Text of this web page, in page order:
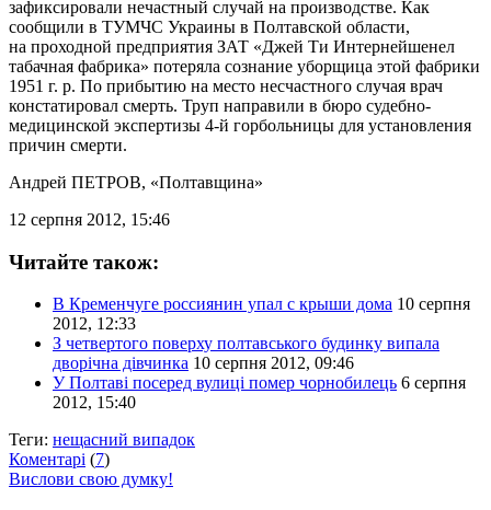
зафиксировали нечастный случай на производстве. Как
сообщили в ТУМЧС Украины в Полтавской области,
на проходной предприятия ЗАТ «Джей Ти Интернейшенел
табачная фабрика» потеряла сознание уборщица этой фабрики
1951 г. р. По прибытию на место несчастного случая врач
констатировал смерть. Труп направили в бюро судебно-
медицинской экспертизы 4-й горбольницы для установления
причин смерти.
Андрей ПЕТРОВ, «Полтавщина»
12 серпня 2012, 15:46
Читайте також:
В Кременчуге россиянин упал с крыши дома 10 серпня
2012, 12:33
З четвертого поверху полтавського будинку випала
дворічна дівчинка 10 серпня 2012, 09:46
У Полтаві посеред вулиці помер чорнобилець 6 серпня
2012, 15:40
Теги: нещасний випадок
Коментарі (7)
Вислови свою думку!